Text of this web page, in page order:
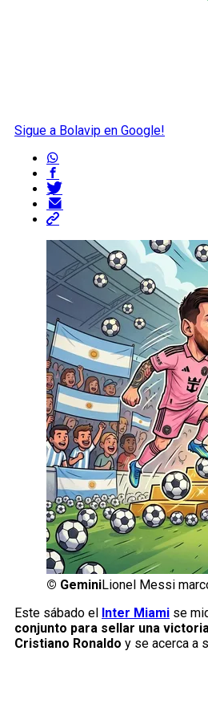
Sigue a Bolavip en Google!
© GeminiLionel Messi
Este sábado el
Inter Miami se
conjunto para sellar una
Cristiano Ronaldo y se acerca a